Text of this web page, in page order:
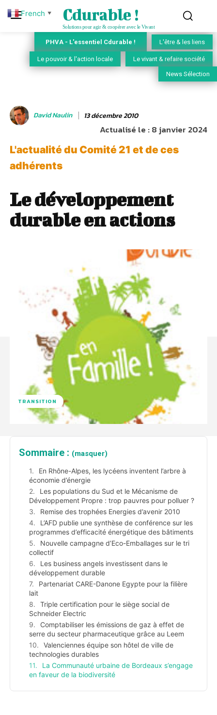
Cdurable !
Solutions pour agir & coopérer avec le Vivant
PHVA - L'essentiel Cdurable ! L'être & les liens
Le pouvoir & l'action locale Le vivant & refaire société
News Sélection
David Naulin 13 décembre 2010
Actualisé le :8 janvier 2024
L'actualité du Comité 21 et de ces
adhérents
Le développement
durable en actions
TRANSITION
Sommaire : (masquer)
En Rhône-Alpes, les lycéens inventent l’arbre à
économie d’énergie
Les populations du Sud et le Mécanisme de
Développement Propre : trop pauvres pour polluer ?
Remise des trophées Energies d’avenir 2010
L’AFD publie une synthèse de conférence sur les
programmes d’efficacité énergétique des bâtiments
Nouvelle campagne d’Eco-Emballages sur le tri
collectif
Les business angels investissent dans le
développement durable
Partenariat CARE-Danone Egypte pour la filière
lait
Triple certification pour le siège social de
Schneider Electric
Comptabiliser les émissions de gaz à effet de
serre du secteur pharmaceutique grâce au Leem
Valenciennes équipe son hôtel de ville de
technologies durables
La Communauté urbaine de Bordeaux s’engage
en faveur de la biodiversité
French ▼